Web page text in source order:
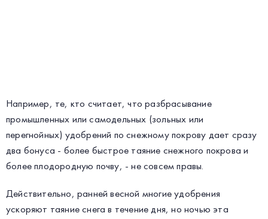
Например, те, кто считает, что разбрасывание
промышленных или самодельных (зольных или
перегнойных) удобрений по снежному покрову дает сразу
два бонуса - более быстрое таяние снежного покрова и
более плодородную почву, - не совсем правы.
Действительно, ранней весной многие удобрения
ускоряют таяние снега в течение дня, но ночью эта